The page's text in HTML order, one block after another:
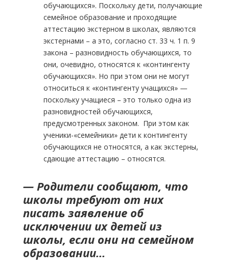
обучающихся». Поскольку дети, получающие
семейное образование и проходящие
аттестацию экстерном в школах, являются
экстернами – а это, согласно ст. 33 ч. 1 п. 9
закона – разновидность обучающихся, то
они, очевидно, относятся к «контингенту
обучающихся». Но при этом они не могут
относиться к «контингенту учащихся» —
поскольку учащиеся – это только одна из
разновидностей обучающихся,
предусмотренных законом. При этом как
ученики-«семейники» дети к контингенту
обучающихся не относятся, а как экстерны,
сдающие аттестацию – относятся.
— Родители сообщают, что
школы требуют от них
писать заявление об
исключении их детей из
школы, если они на семейном
образовании…